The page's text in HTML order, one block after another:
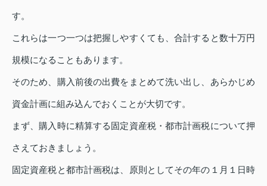
す。
これらは一つ一つは把握しやすくても、合計すると数十万円
規模になることもあります。
そのため、購入前後の出費をまとめて洗い出し、あらかじめ
資金計画に組み込んでおくことが大切です。
まず、購入時に精算する固定資産税・都市計画税について押
さえておきましょう。
固定資産税と都市計画税は、原則としてその年の１月１日時